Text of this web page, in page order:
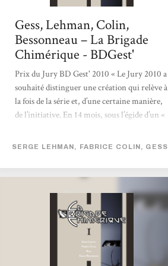
Gess, Lehman, Colin,
Bessonneau – La Brigade
Chimérique - BDGest'
Prix du Jury BD Gest' 2010 « Le Jury 2010 a
souhaité distinguer une création qui relève à
la fois de la série et, d’une certaine manière,
de l’initiative. En 14 mois, sous l’égide d’un «
remarquables qui construisent son identité,
Gess ont proposé un récit complet, composé
sur le continent européen au cours d’une
période trouble. La conclusion de l’article
SERGE LEHMAN, FABRICE COLIN, GESS